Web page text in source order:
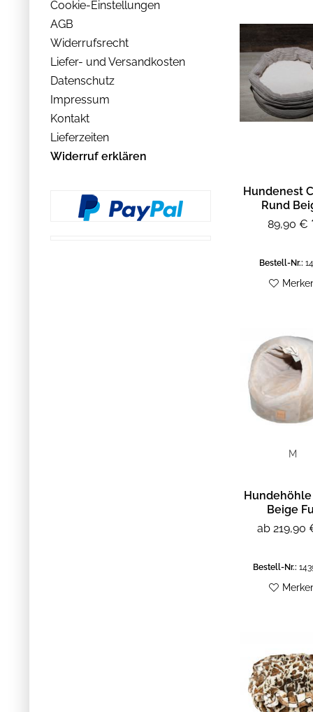
Susan Lanci
The Royal Dog & Cat
Multi
Beige
Creme
Anthrazit
Grün
Goldfarben
Weiß
Grau
Schlamm
Sand
Leo
Mischgewebe
Cord
Vlies
Microfaser
Polyfill
Reißverschluss
verstellbar
Tragehenkel
verstärkter Boden
beidseitig verwendbar
Cookie-Einstellungen
AGB
Widerrufsrecht
Liefer- und Versandkosten
Datenschutz
Impressum
Kontakt
Lieferzeiten
Widerruf erklären
Hundenest
Rund
89,90 € *
Bestell-Nr.:
M
Beige
ab 219,90
Bestell-Nr.: